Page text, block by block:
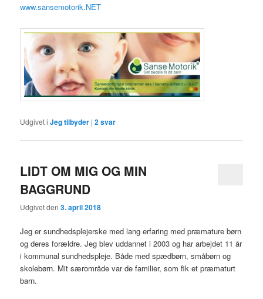
www.sansemotorik.NET
Udgivet i Jeg tilbyder |2svar
LIDT OM MIG OG MIN
BAGGRUND
Udgivet den3. april 2018
Jeg er sundhedsplejerske med lang erfaring med præmature børn
og deres forældre. Jeg blev uddannet i 2003 og har arbejdet 11 år
i kommunal sundhedspleje. Både med spædbørn, småbørn og
skolebørn. Mit særområde var de familier, som fik et præmaturt
barn.